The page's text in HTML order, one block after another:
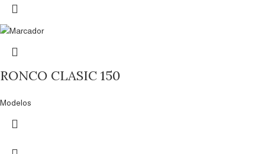
RONCO CLASIC 150
Modelos